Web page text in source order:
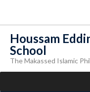
Houssam
School
The Makassed Islamic